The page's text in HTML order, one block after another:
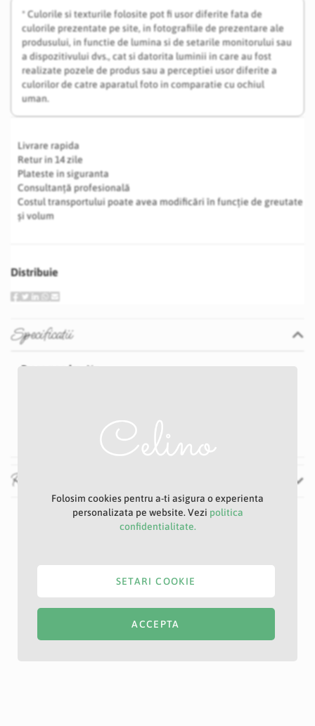
* Culorile si texturile folosite pot fi usor diferite fata de
culorile prezentate pe site, in fotografiile de prezentare ale
produsului, in functie de lumina si de setarile monitorului sau
a dispozitivului dvs., cat si datorita luminii in care au fost
realizate pozele de produs sau a perceptiei usor diferite a
culorilor de catre aparatul foto in comparatie cu ochiul
uman.
Livrare rapida
Retur in 14 zile
Plateste in siguranta
Consultanță profesională
Costul transportului poate avea modificări în funcție de greutate
și volum
Distribuie
Specificatii
Specificatii
Nu
31 cm
Recenzii
Folosim cookies pentru a-ti asigura o experienta
personalizata pe website. Vezi politica
confidentialitate.
ACCEPTA
SETARI COOKIE